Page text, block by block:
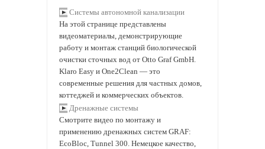
Системы автономной канализации
На этой странице представлены
видеоматериалы, демонстрирующие
работу и монтаж станций биологической
очистки сточных вод от Otto Graf GmbH.
Klaro Easy и One2Clean — это
современные решения для частных домов,
коттеджей и коммерческих объектов.
Дренажные системы
Смотрите видео по монтажу и
применению дренажных систем GRAF:
EcoBloc, Tunnel 300. Немецкое качество,